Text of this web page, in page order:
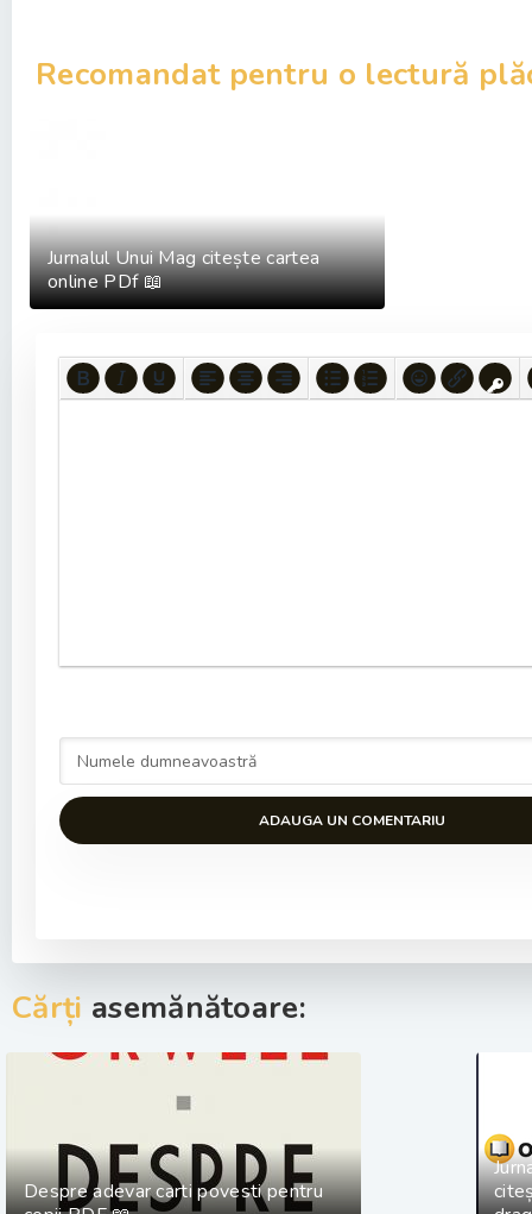
Recomandat pentru o lectură
Jurnalul Unui Mag citește cartea
online PDf 📖
ADAUGA UN COMENTARIU
Cărți asemănătoare:
Despre adevar carti povesti pentru